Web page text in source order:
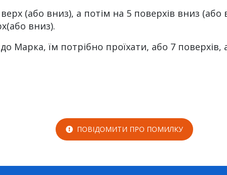
(або вниз), а потім на 5 поверхів вниз
вниз).
Марка, їм потрібно проїхати, або 7 поверхів,
ПОВІДОМИТИ ПРО ПОМИЛКУ